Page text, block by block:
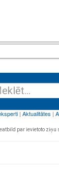
par ievietoto